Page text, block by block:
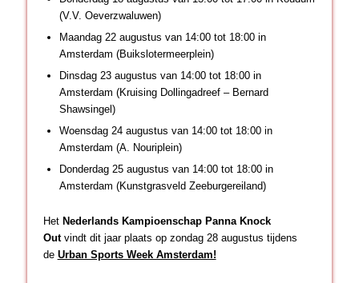
(V.V. Oeverzwaluwen)
Maandag 22 augustus van 14:00 tot 18:00 in
Amsterdam (Buikslotermeerplein)
Dinsdag 23 augustus van 14:00 tot 18:00 in
Amsterdam (Kruising Dollingadreef – Bernard
Shawsingel)
Woensdag 24 augustus van 14:00 tot 18:00 in
Amsterdam (A. Nouriplein)
Donderdag 25 augustus van 14:00 tot 18:00 in
Amsterdam (Kunstgrasveld Zeeburgereiland)
Het Nederlands Kampioenschap Panna Knock
Outvindt dit jaar plaats op zondag 28 augustus tijdens
de Urban Sports Week Amsterdam!